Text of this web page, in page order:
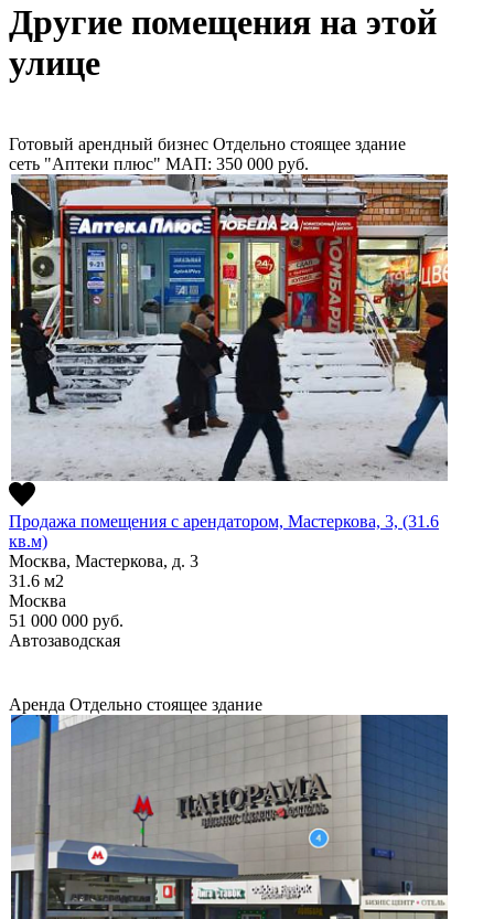
Другие помещения на этой
улице
Готовый арендный бизнес Отдельно стоящее здание
сеть "Аптеки плюс" МАП: 350 000 руб.
Продажа помещения с арендатором, Мастеркова, 3, (31.6
кв.м)
Москва, Мастеркова, д. 3
31.6 м2
Москва
51 000 000 руб.
Автозаводская
Аренда Отдельно стоящее здание